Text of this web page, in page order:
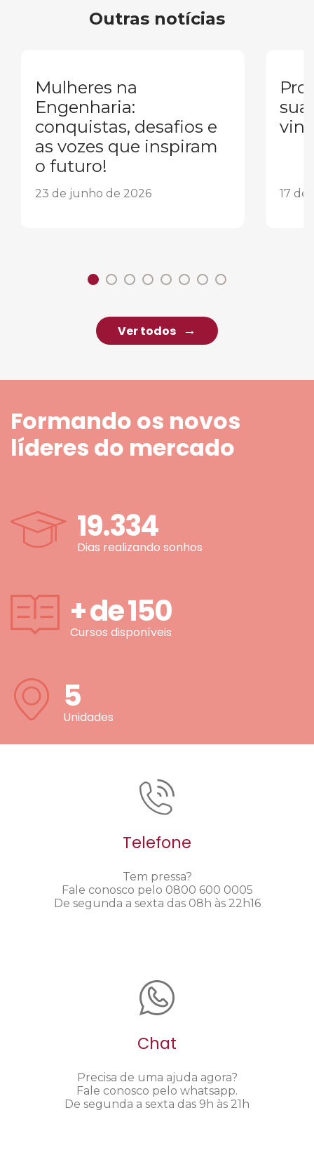
Outras notícias
Mulheres na
Engenharia:
conquistas, desafios e
as vozes que inspiram
o futuro!
23 de junho de 2026
sua
17 de
Ver todos
Formando os novos
líderes do mercado
19.334
Dias realizando sonhos
+ de150
Cursos disponíveis
5
Unidades
Telefone
Tem pressa?
Fale conosco pelo 0800 600 0005
De segunda a sexta das 08h às 22h16
Chat
Precisa de uma ajuda agora?
Fale conosco pelo whatsapp.
De segunda a sexta das 9h às 21h